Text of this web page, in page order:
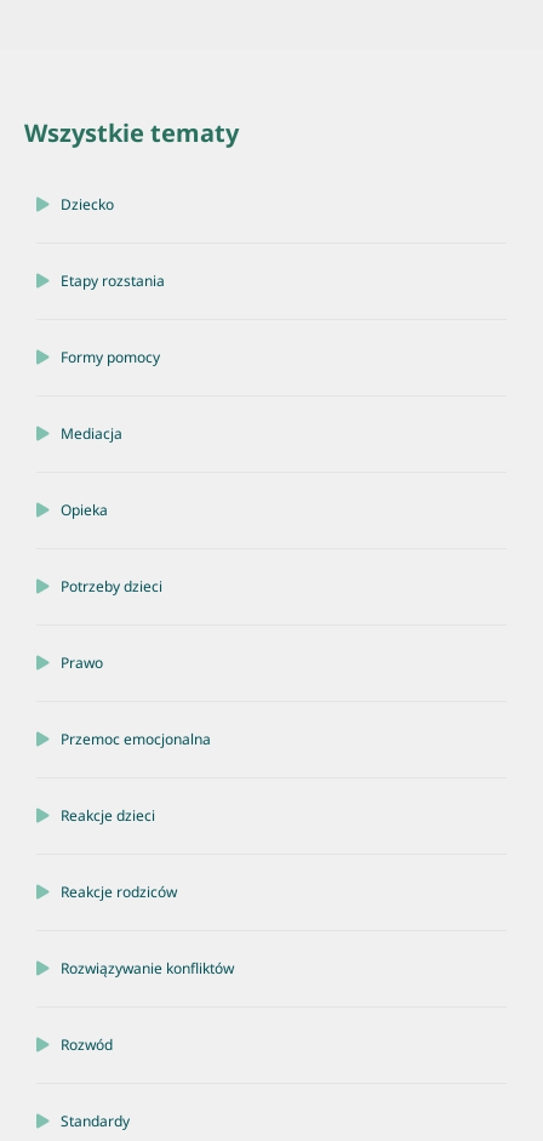
Wszystkie tematy
Dziecko
Etapy rozstania
Formy pomocy
Mediacja
Opieka
Potrzeby dzieci
Prawo
Przemoc emocjonalna
Reakcje dzieci
Reakcje rodziców
Rozwiązywanie konfliktów
Rozwód
Standardy